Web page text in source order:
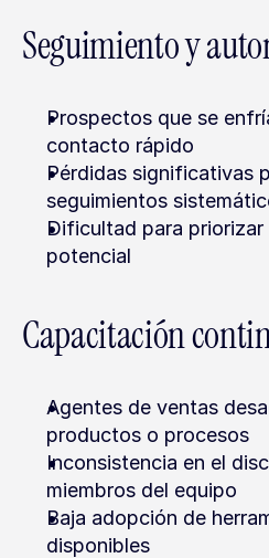
Seguimiento y
Prospectos que se
contacto rápido
Pérdidas significativas
seguimientos
Dificultad para
potencial
Capacitación
Agentes de ventas
productos o procesos
Inconsistencia en el
miembros del equipo
Baja adopción de
disponibles